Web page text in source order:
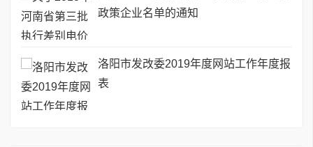
政策企业名单的通知
洛阳市发改委2019年度网站工作年度报
表